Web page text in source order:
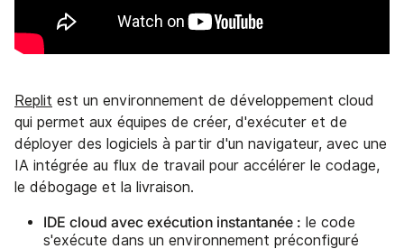
Replit est un environnement de développement cloud
qui permet aux équipes de créer, d'exécuter et de
déployer des logiciels à partir d'un navigateur, avec une
IA intégrée au flux de travail pour accélérer le codage,
le débogage et la livraison.
IDE cloud avec exécution instantanée : le code
s'exécute dans un environnement préconfiguré